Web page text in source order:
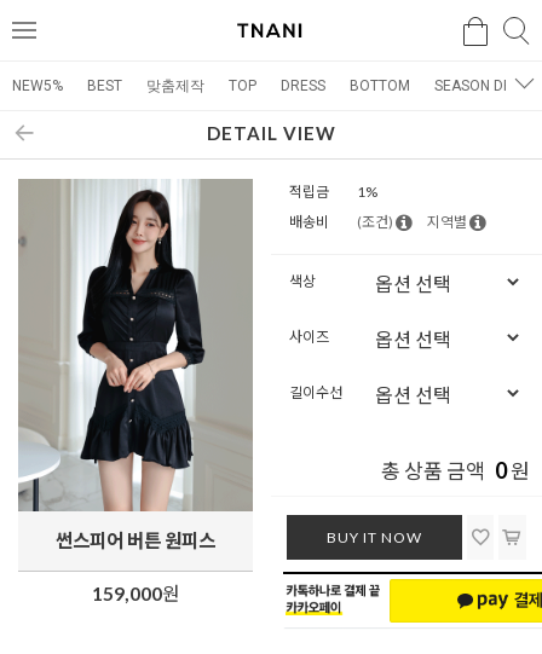
메
검색
NEW5% BEST 맞춤제작 TOP DRESS BOTTOM SEASON DRESS
DETAIL VIEW
썬스피어 버튼 원피스
159,000원
적립금
1%
배송비
(조건) 지역별
색상
사이즈
길이수선
총 상품 금액 0원
BUY IT NOW